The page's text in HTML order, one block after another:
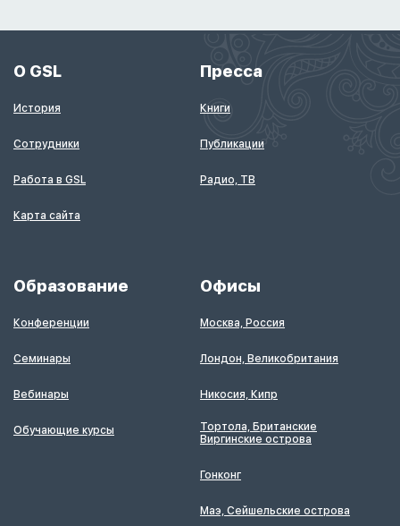
О GSL
История
Сотрудники
Работа в GSL
Карта сайта
Пресса
Книги
Публикации
Радио, ТВ
Образование
Конференции
Семинары
Вебинары
Обучающие курсы
Офисы
Москва, Россия
Лондон, Великобритания
Никосия, Кипр
Тортола, Британские
Виргинские острова
Гонконг
Маэ, Сейшельские острова